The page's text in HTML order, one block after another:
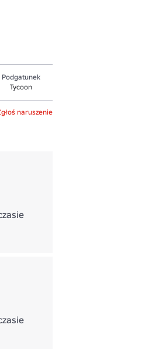
Podgatunek
Tycoon
naruszenie